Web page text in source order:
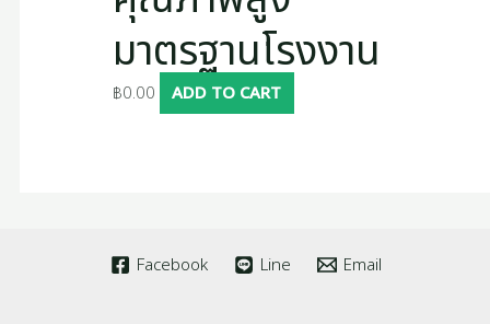
มาตรฐานโรงงาน
฿0.00 ADD TO CART
Facebook Line Email